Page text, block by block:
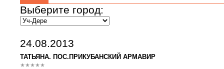
Выберите город:
24.08.2013
ТАТЬЯНА. ПОС.ПРИКУБАНСКИЙ АРМАВИР